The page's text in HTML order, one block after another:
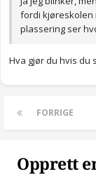
fordi kjøreskolen
plassering ser
Hva gjør du hvis du
FORRIGE
Opprett